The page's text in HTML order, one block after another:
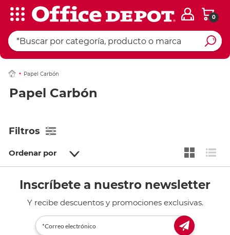
0
Papel Carbón
Papel Carbón
Filtros
Ordenar por
Inscríbete a nuestro newsletter
Y recibe descuentos y promociones exclusivas.